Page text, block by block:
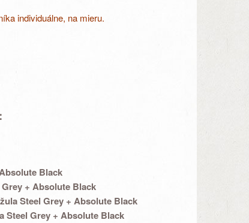
individuálne, na mieru.
Black
+ Absolute Black
Steel Grey + Absolute Black
Steel Grey + Absolute Black